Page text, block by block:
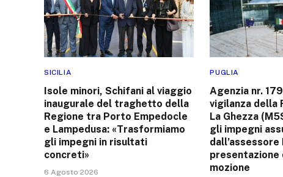
SICILIA
Isole minori, Schifani al viaggio
inaugurale del traghetto della
Regione tra Porto Empedocle
e Lampedusa: «Trasformiamo
gli impegni in risultati
concreti»
6 Agosto 2026
PUGLIA
Agenzia nr.
vigilanza della
La Ghezza
gli impegni
presentazione
mozione